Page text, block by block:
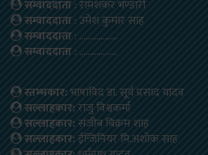
सम्वाददाता: रामशंकर भण्डारी
सम्वाददाता: उमेश कुमार साह
सम्वाददाता: ………………
सम्वाददाता: ………………
स्तम्भकार:भाषाविद डा. सूर्य प्रसाद यादव
सल्लाहकार:राजु विश्वकर्मा
सल्लाहकार:संजीब बिक्रम शाह
सल्लाहकार:ईन्जिनियर मि.अशोक साह